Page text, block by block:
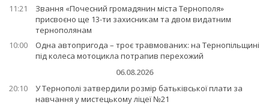
11:21
Звання «Почесний громадянин міста Тернополя»
присвоєно ще 13-ти захисникам та двом видатним
тернополянам
10:00
Одна автопригода – троє травмованих: на Тернопільщині
під колеса мотоцикла потрапив перехожий
06.08.2026
20:10
У Тернополі затвердили розмір батьківської плати за
навчання у мистецькому ліцеї №21